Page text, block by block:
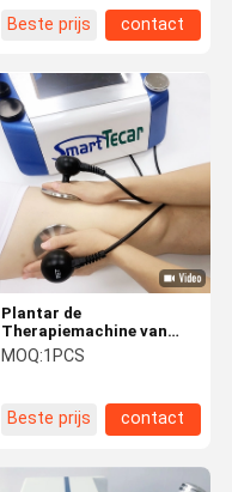
Beste prijs
contact
Plantar de
Therapiemachine van
Fasciitis Tecar voor de
Hulp van de Lichaamspijn
MOQ:1PCS
Beste prijs contact